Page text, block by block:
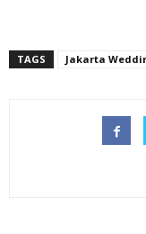
TAGS Jakarta